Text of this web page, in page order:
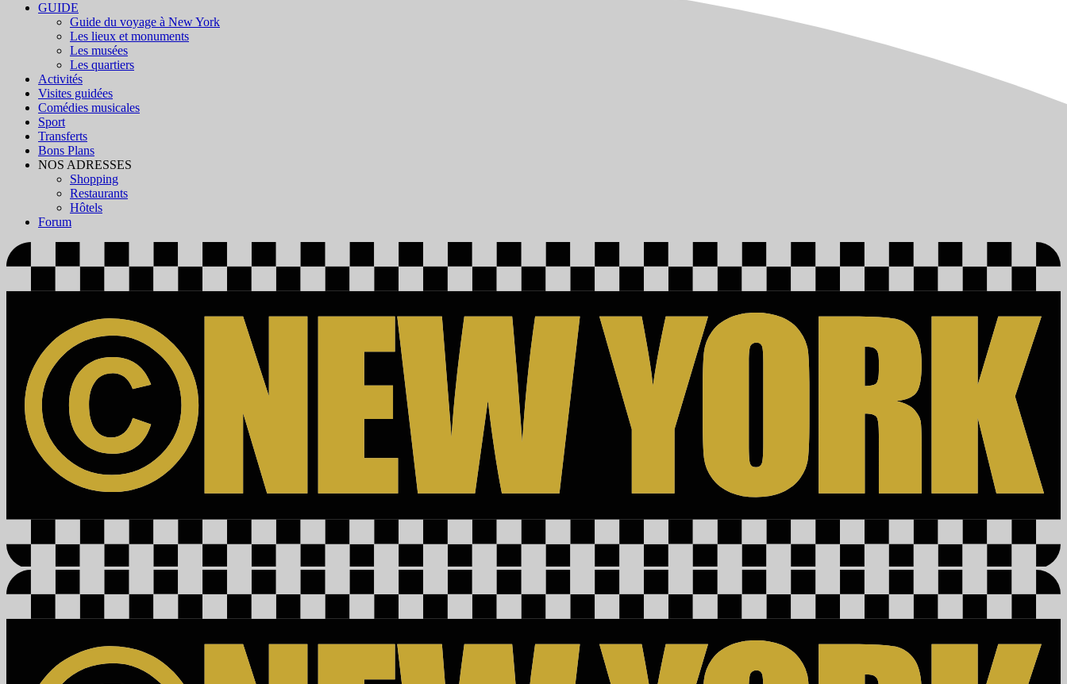
GUIDE
Guide du voyage à New York
Les lieux et monuments
Les musées
Les quartiers
Activités
Visites guidées
Comédies musicales
Sport
Transferts
Bons Plans
NOS ADRESSES
Shopping
Restaurants
Hôtels
Forum